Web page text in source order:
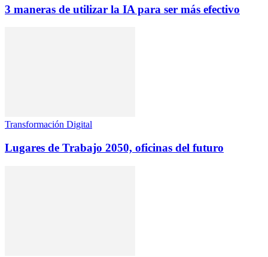
3 maneras de utilizar la IA para ser más efectivo
Transformación Digital
Lugares de Trabajo 2050, oficinas del futuro